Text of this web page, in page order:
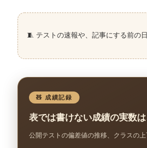
🧵 テストの速報や、記事にする前の
🧸 成績記録
表では書けない成績の実数は
公開テストの偏差値の推移、クラスの